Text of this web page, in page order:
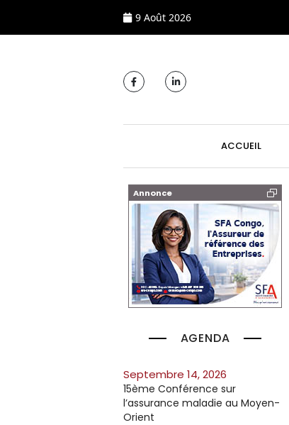
9 Août 2026
ACCUEIL
Annonce
AGENDA
septembre 14, 2026
15ème Conférence sur
l’assurance maladie au Moyen-
Orient